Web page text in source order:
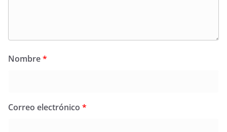
Nombre*
Correo electrónico *